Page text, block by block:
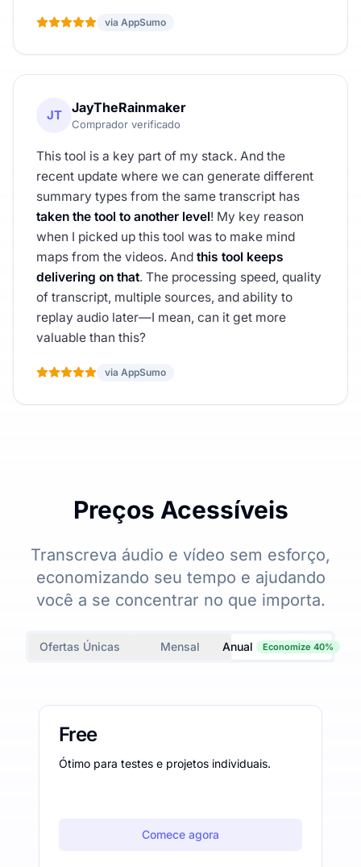
via AppSumo
JT JayTheRainmaker
Comprador verificado
This tool is a key part of my stack. And the
recent update where we can generate different
summary types from the same transcript has
taken the tool to another level! My key reason
when I picked up this tool was to make mind
maps from the videos. And this tool keeps
delivering on that. The processing speed, quality
of transcript, multiple sources, and ability to
replay audio later—I mean, can it get more
valuable than this?
via AppSumo
Preços Acessíveis
Transcreva áudio e vídeo sem esforço,
economizando seu tempo e ajudando
você a se concentrar no que importa.
Ofertas Únicas Mensal Anual Economize 40%
Free
Ótimo para testes e projetos individuais.
Comece agora